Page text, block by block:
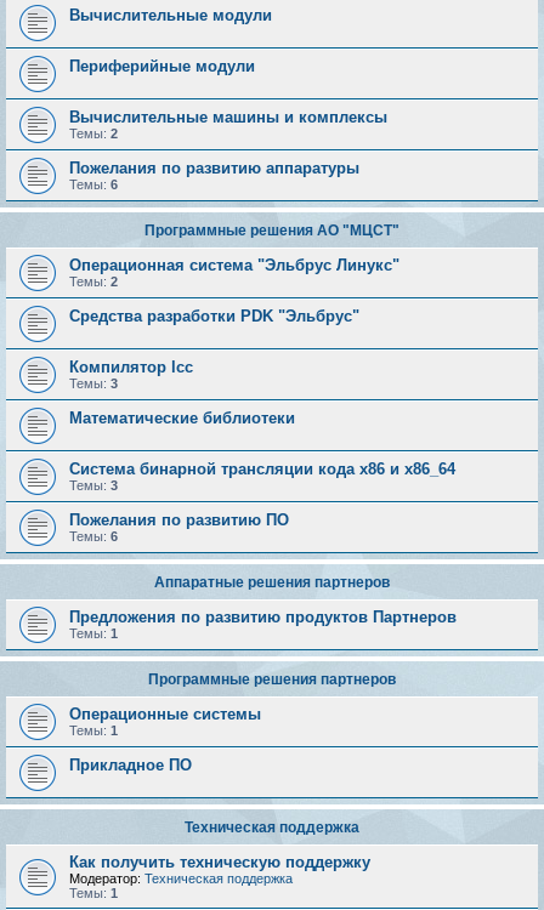
Вычислительные модули
Периферийные модули
Вычислительные машины и комплексы
Темы: 2
Пожелания по развитию аппаратуры
Темы: 6
Программные решения АО "МЦСТ"
Операционная система "Эльбрус Линукс"
Темы: 2
Средства разработки PDK "Эльбрус"
Компилятор lcc
Темы: 3
Математические библиотеки
Система бинарной трансляции кода х86 и х86_64
Темы: 3
Пожелания по развитию ПО
Темы: 6
Аппаратные решения партнеров
Предложения по развитию продуктов Партнеров
Темы: 1
Программные решения партнеров
Операционные системы
Темы: 1
Прикладное ПО
Техническая поддержка
Как получить техническую поддержку
Модератор: Техническая поддержка
Темы: 1